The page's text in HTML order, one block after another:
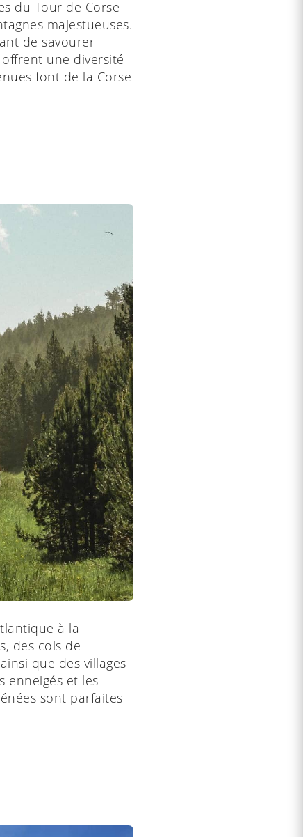
du Tour de Corse
majestueuses.
de savourer
une diversité
font de la Corse
à la
des cols de
que des villages
enneigés et les
sont parfaites